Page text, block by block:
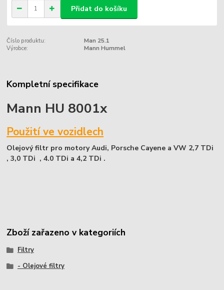
Přidat do košíku
Číslo produktu:
Man 25.1
Výrobce:
Mann Hummel
Kompletní specifikace
Mann HU 8001x
Použití ve vozidlech
Olejový filtr pro motory Audi, Porsche Cayene a VW 2,7 TDi
, 3,0 TDi , 4.0 TDi a 4,2 TDi .
Zboží zařazeno v kategoriích
Filtry
- Olejové filtry